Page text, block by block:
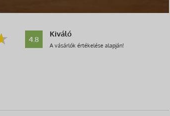
4.8
Kiváló
A vásárlók értékelése alapján!